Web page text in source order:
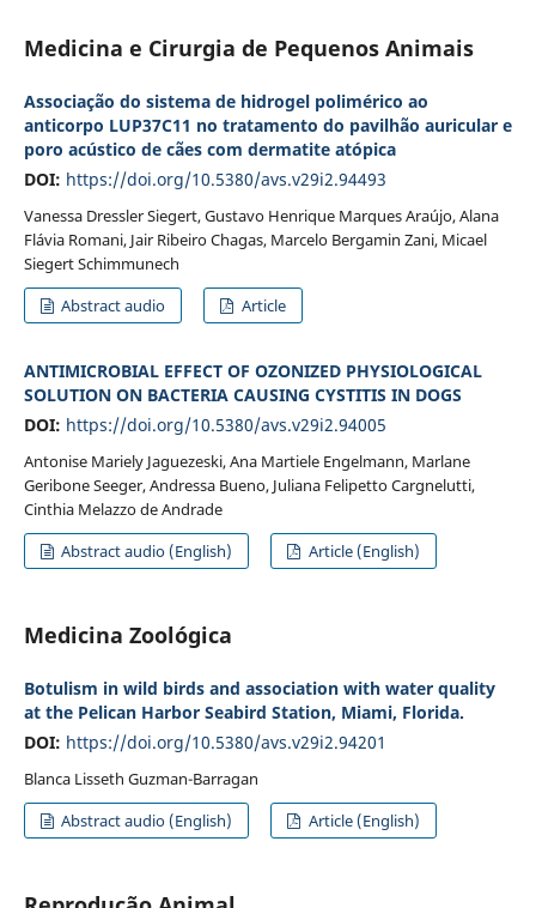
Medicina e Cirurgia de Pequenos Animais
Associação do sistema de hidrogel polimérico ao
anticorpo LUP37C11 no tratamento do pavilhão auricular e
poro acústico de cães com dermatite atópica
DOI: https://doi.org/10.5380/avs.v29i2.94493
Vanessa Dressler Siegert, Gustavo Henrique Marques Araújo, Alana
Flávia Romani, Jair Ribeiro Chagas, Marcelo Bergamin Zani, Micael
Siegert Schimmunech
Abstract audio
Article
ANTIMICROBIAL EFFECT OF OZONIZED PHYSIOLOGICAL
SOLUTION ON BACTERIA CAUSING CYSTITIS IN DOGS
DOI: https://doi.org/10.5380/avs.v29i2.94005
Antonise Mariely Jaguezeski, Ana Martiele Engelmann, Marlane
Geribone Seeger, Andressa Bueno, Juliana Felipetto Cargnelutti,
Cinthia Melazzo de Andrade
Abstract audio (English)
Article (English)
Medicina Zoológica
Botulism in wild birds and association with water quality
at the Pelican Harbor Seabird Station, Miami, Florida.
DOI: https://doi.org/10.5380/avs.v29i2.94201
Blanca Lisseth Guzman-Barragan
Abstract audio (English)
Article (English)